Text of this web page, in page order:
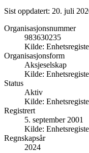
Sist oppdatert: 20. juli
Organisasjonsnummer
983630235
Kilde:
Organisasjonsform
Aksjeselskap
Kilde:
Status
Aktiv
Kilde:
Registrert
5. september 2001
Kilde:
Regnskapsår
2024